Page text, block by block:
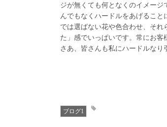
ジが無くても何となくのイメー
んでもなくハードルをあげるこ
では選ばない花や色合わせ、そ
た」感でいっぱいです。常にお客
さあ、皆さんも私にハードルなり
ブログ1